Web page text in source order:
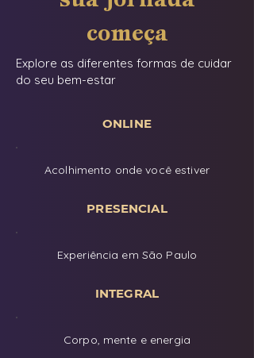
começa
Explore as diferentes formas de cuidar
do seu bem-estar
ONLINE
Acolhimento onde você estiver
PRESENCIAL
Experiência em São Paulo
INTEGRAL
Corpo, mente e energia